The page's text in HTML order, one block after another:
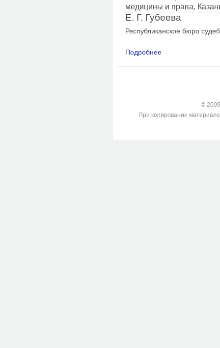
медицины и права,
Е. Г. Губеева
Республиканское бюро
Подробнее
©
При копировании